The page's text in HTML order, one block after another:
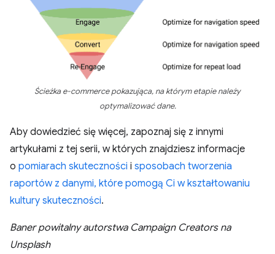
Ścieżka e-commerce pokazująca, na którym etapie należy
optymalizować dane.
Aby dowiedzieć się więcej, zapoznaj się z innymi
artykułami z tej serii, w których znajdziesz informacje
o pomiarach skuteczności i sposobach tworzenia
raportów z danymi, które pomogą Ci w kształtowaniu
kultury skuteczności.
Baner powitalny autorstwa Campaign Creators na
Unsplash